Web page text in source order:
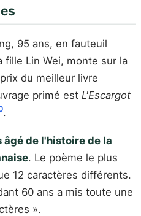
95 ans, en fauteuil
fille Lin Wei, monte sur la
du meilleur livre
primé est L'Escargot
.
âgé de l'histoire de la
. Le poème le plus
12 caractères différents.
60 ans a mis toute une
».